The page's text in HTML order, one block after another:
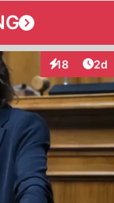
18
Interaktionen
2d